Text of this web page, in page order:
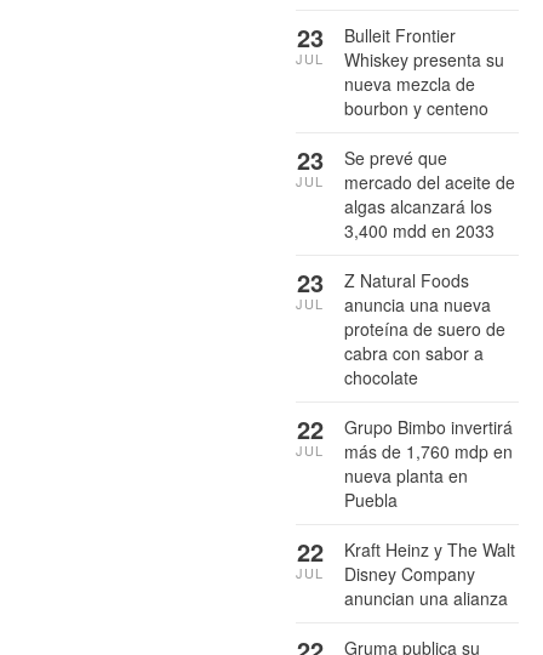
Bulleit Frontier
Whiskey presenta su
nueva mezcla de
bourbon y centeno
23
JUL
Se prevé que
mercado del aceite de
algas alcanzará los
3,400 mdd en 2033
23
JUL
Z Natural Foods
anuncia una nueva
proteína de suero de
cabra con sabor a
chocolate
23
JUL
Grupo Bimbo invertirá
más de 1,760 mdp en
nueva planta en
Puebla
22
JUL
Kraft Heinz y The Walt
Disney Company
anuncian una alianza
22
JUL
Gruma publica su